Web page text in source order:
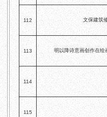
112 文保建筑
113 明以降诗意画创作在
114
115